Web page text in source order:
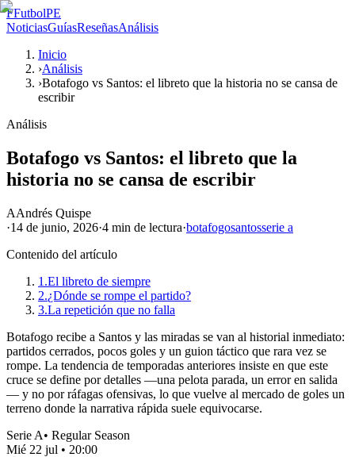
FFutbolPE
NoticiasGuíasReseñasAnálisis
Inicio
›Análisis
›Botafogo vs Santos: el libreto que la historia no se cansa de
escribir
Análisis
Botafogo vs Santos: el libreto que la
historia no se cansa de escribir
AAndrés Quispe
·14 de junio, 2026·4 min de lectura·botafogosantosserie a
Contenido del artículo
1.El libreto de siempre
2.¿Dónde se rompe el partido?
3.La repetición que no falla
Botafogo recibe a Santos y las miradas se van al historial inmediato:
partidos cerrados, pocos goles y un guion táctico que rara vez se
rompe. La tendencia de temporadas anteriores insiste en que este
cruce se define por detalles —una pelota parada, un error en salida
— y no por ráfagas ofensivas, lo que vuelve al mercado de goles un
terreno donde la narrativa rápida suele equivocarse.
Serie A• Regular Season
Mié 22 jul • 20:00